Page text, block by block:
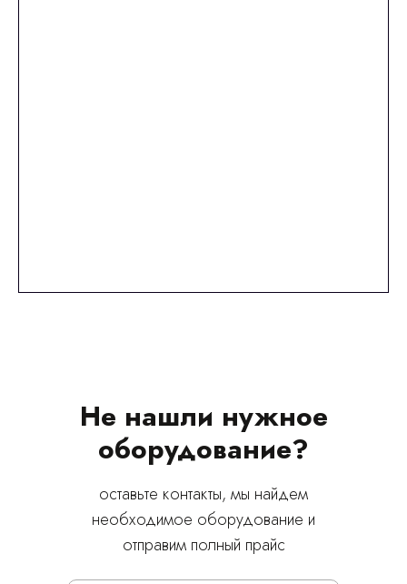
Не нашли нужное
оборудование?
оставьте контакты, мы найдем
необходимое оборудование и
отправим полный прайс
© 2024 ЛС Дентал Групп